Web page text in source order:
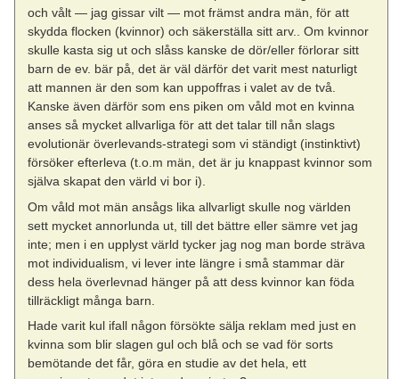
och vålt — jag gissar vilt — mot främst andra män, för att
skydda flocken (kvinnor) och säkerställa sitt arv.. Om kvinnor
skulle kasta sig ut och slåss kanske de dör/eller förlorar sitt
barn de ev. bär på, det är väl därför det varit mest naturligt
att mannen är den som kan uppoffras i valet av de två.
Kanske även därför som ens piken om våld mot en kvinna
anses så mycket allvarliga för att det talar till nån slags
evolutionär överlevands-strategi som vi ständigt (instinktivt)
försöker efterleva (t.o.m män, det är ju knappast kvinnor som
själva skapat den värld vi bor i).
Om våld mot män ansågs lika allvarligt skulle nog världen
sett mycket annorlunda ut, till det bättre eller sämre vet jag
inte; men i en upplyst värld tycker jag nog man borde sträva
mot individualism, vi lever inte längre i små stammar där
dess hela överlevnad hänger på att dess kvinnor kan föda
tillräckligt många barn.
Hade varit kul ifall någon försökte sälja reklam med just en
kvinna som blir slagen gul och blå och se vad för sorts
bemötande det får, göra en studie av det hela, ett